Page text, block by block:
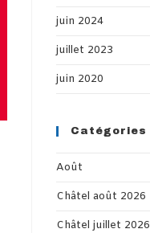
juin 2024
juillet 2023
juin 2020
Catégories
Août
Châtel août 2026
Châtel juillet 2026